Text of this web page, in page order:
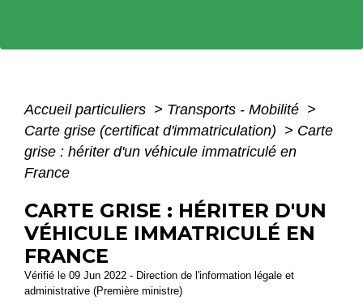
Accueil particuliers > Transports - Mobilité >
Carte grise (certificat d'immatriculation) > Carte
grise : hériter d'un véhicule immatriculé en
France
CARTE GRISE : HÉRITER D'UN
VÉHICULE IMMATRICULÉ EN
FRANCE
Vérifié le 09 Jun 2022 - Direction de l'information légale et
administrative (Première ministre)